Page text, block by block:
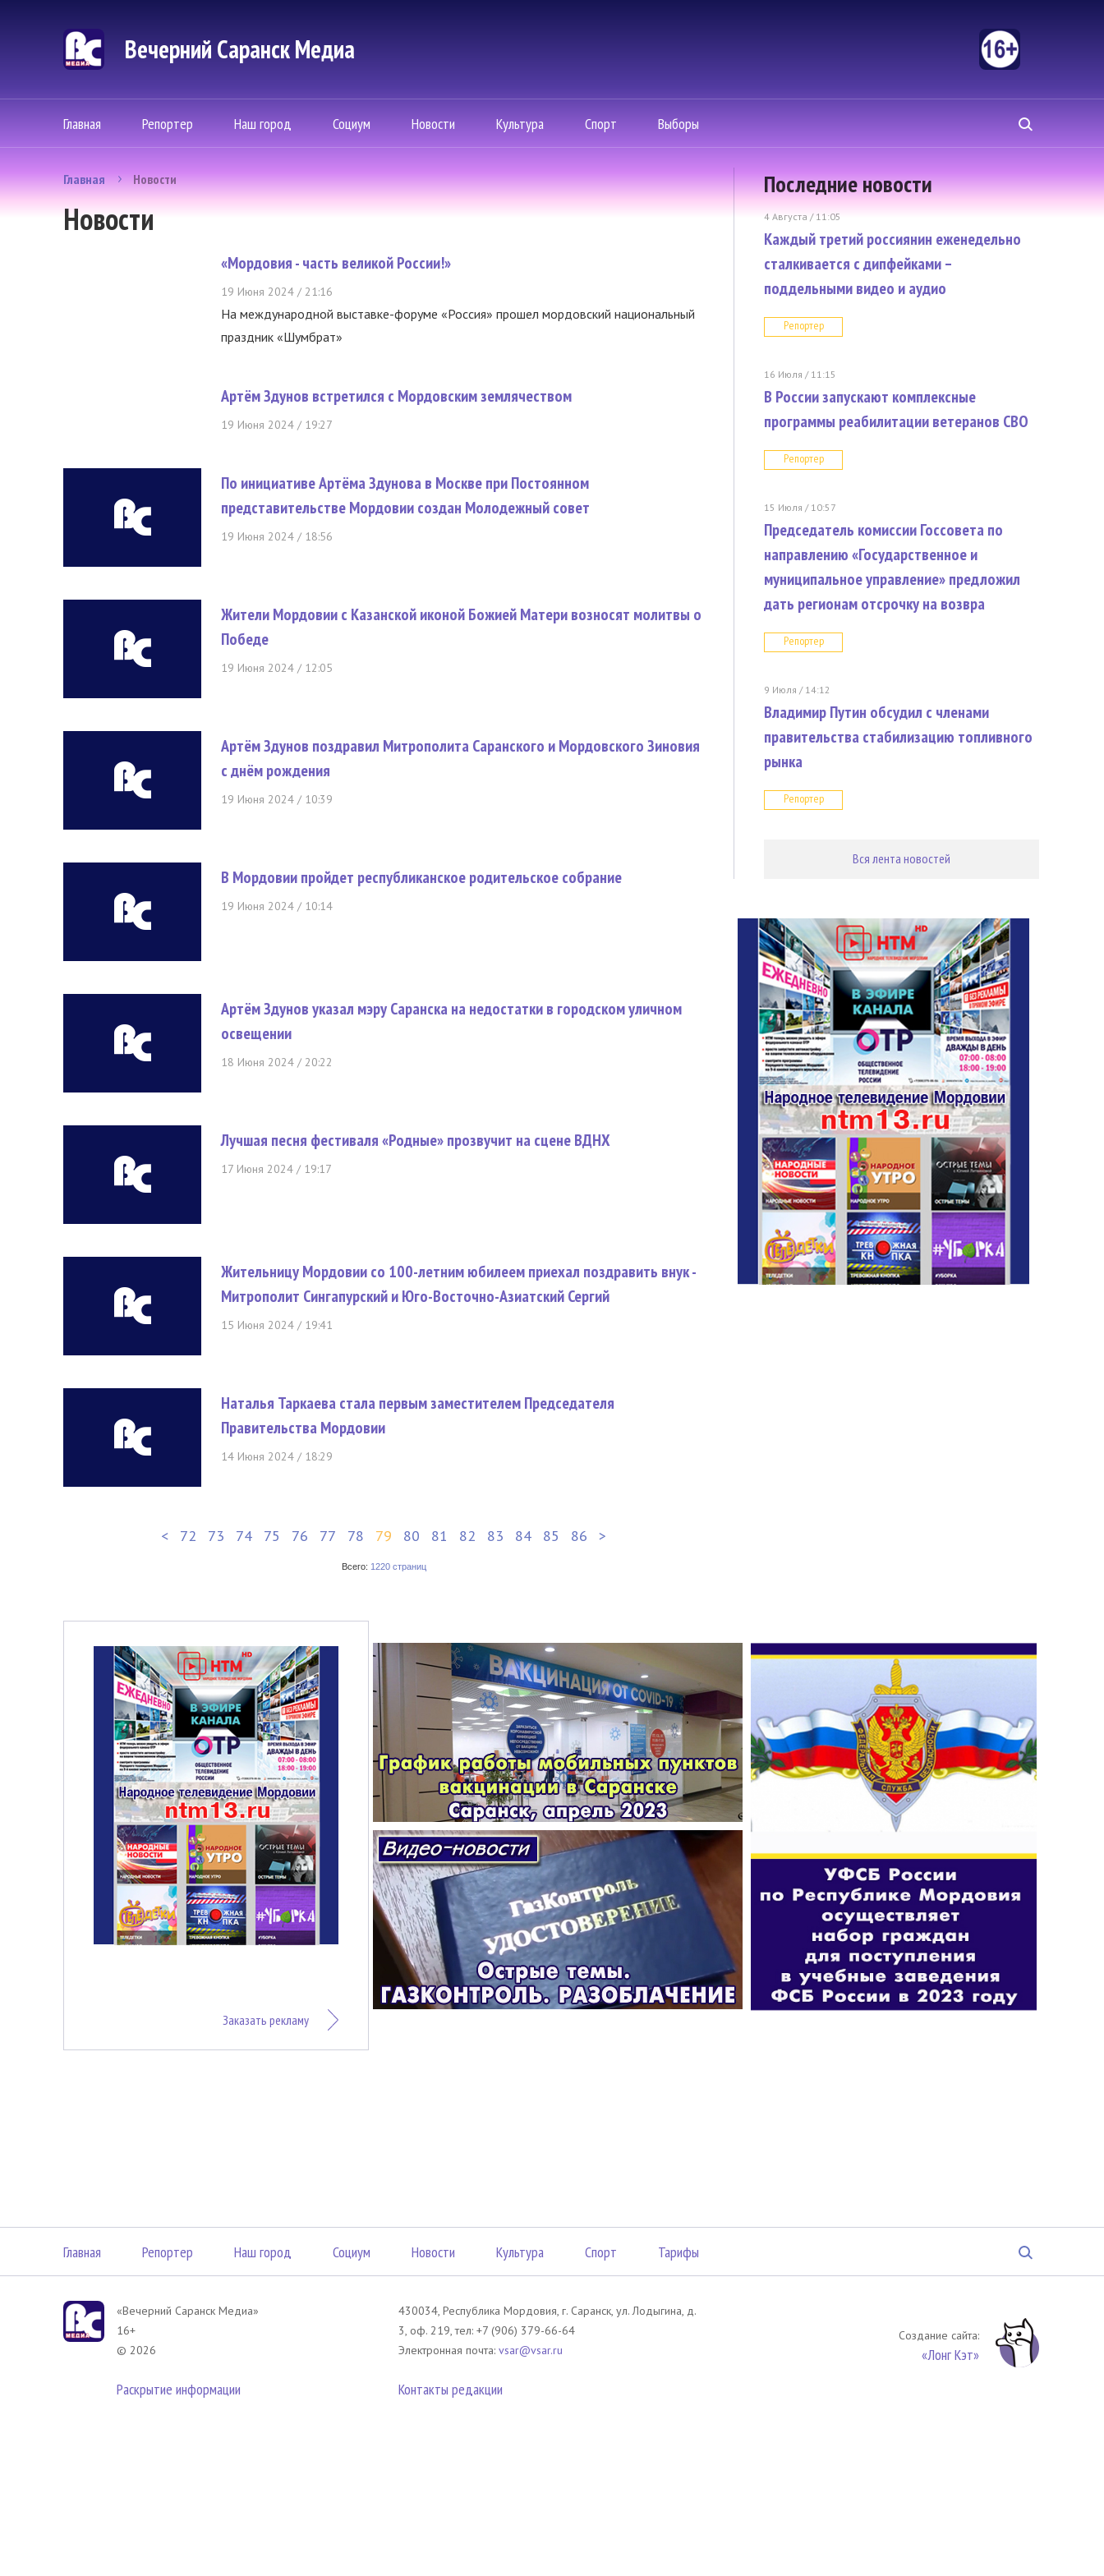
Вечерний Саранск Mедиа
Главная Репортер Наш город Социум Новости Культура Спорт Выборы
Главная Новости
Новости
«Мордовия - часть великой России!»
19 Июня 2024 / 21:16
На международной выставке-форуме «Россия» прошел мордовский национальный
праздник «Шумбрат»
Артём Здунов встретился с Мордовским землячеством
19 Июня 2024 / 19:27
По инициативе Артёма Здунова в Москве при Постоянном
представительстве Мордовии создан Молодежный совет
19 Июня 2024 / 18:56
Жители Мордовии с Казанской иконой Божией Матери возносят молитвы о
Победе
19 Июня 2024 / 12:05
Артём Здунов поздравил Митрополита Саранского и Мордовского Зиновия
с днём рождения
19 Июня 2024 / 10:39
В Мордовии пройдет республиканское родительское собрание
19 Июня 2024 / 10:14
Артём Здунов указал мэру Саранска на недостатки в городском уличном
освещении
18 Июня 2024 / 20:22
Лучшая песня фестиваля «Родные» прозвучит на сцене ВДНХ
17 Июня 2024 / 19:17
Жительницу Мордовии со 100-летним юбилеем приехал поздравить внук -
Митрополит Сингапурский и Юго-Восточно-Азиатский Сергий
15 Июня 2024 / 19:41
Наталья Таркаева стала первым заместителем Председателя
Правительства Мордовии
14 Июня 2024 / 18:29
< 72 73 74 75 76 77 78 79 80 81 82 83 84 85 86 >
Всего: 1220 страниц
Последние новости
4 Августа / 11:05
Каждый третий россиянин еженедельно
сталкивается с дипфейками –
поддельными видео и аудио
Репортер
16 Июля / 11:15
В России запускают комплексные
программы реабилитации ветеранов СВО
Репортер
15 Июля / 10:57
Председатель комиссии Госсовета по
направлению «Государственное и
муниципальное управление» предложил
дать регионам отсрочку на возвра
Репортер
9 Июля / 14:12
Владимир Путин обсудил с членами
правительства стабилизацию топливного
рынка
Репортер
Вся лента новостей
Заказать рекламу
Главная Репортер Наш город Социум Новости Культура Спорт Тарифы
«Вечерний Саранск Mедиа»
16+
© 2026
Раскрытие информации
430034, Республика Мордовия, г. Саранск, ул. Лодыгина, д.
3, оф. 219, тел: +7 (906) 379-66-64
Электронная почта: vsar@vsar.ru
Контакты редакции
Создание сайта:
«Лонг Кэт»